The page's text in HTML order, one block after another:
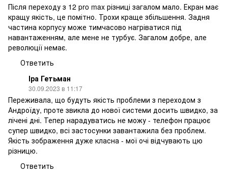
Після переходу з 12 pro max різниці загалом мало. Екран має
кращу якість, це помітно. Трохи краще збільшення. Задня
частина корпусу може тимчасово нагріватися під
навантаженням, але мене не турбує. Загалом добре, але
революції немає.
Ответить
Іра Гетьман
30.09.2023 в 11:17
Переживала, що будуть якість проблеми з переходом з
Андроїду, проте звикла до нової системи досить швидко, за
лічені дні. Тепер нарадуватись не можу - телефон працює
супер швидко, всі застосунки завантажила без проблем.
Якість зображення дуже класна - мої очі відчувають цю
різницю.
Ответить